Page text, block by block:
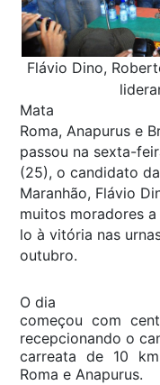
Flávio Dino,
Mata
Roma, Anapurus e
passou na sexta-
(25), o candidato
Maranhão, Flávio
muitos moradores
lo à vitória nas
outubro.
O dia
começou com
recepcionando o
carreata de 10
Roma e Anapurus.